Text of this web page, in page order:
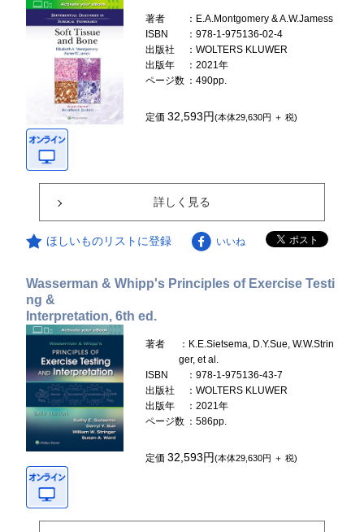
著者
：E.A.Montgomery & A.W.Jamess
ISBN
：978-1-975136-02-4
出版社
：WOLTERS KLUWER
出版年
：2021年
ページ数 ：490pp.
定価32,593円(本体29,630円 ＋ 税)
詳しく見る
ほしいものリストに登録 いいね
Wasserman & Whipp's Principles of Exercise Testi
ng &
Interpretation, 6th ed.
著者
：K.E.Sietsema, D.Y.Sue, W.W.Strin
ger, et al.
ISBN
：978-1-975136-43-7
出版社
：WOLTERS KLUWER
出版年
：2021年
ページ数 ：586pp.
定価32,593円(本体29,630円 ＋ 税)